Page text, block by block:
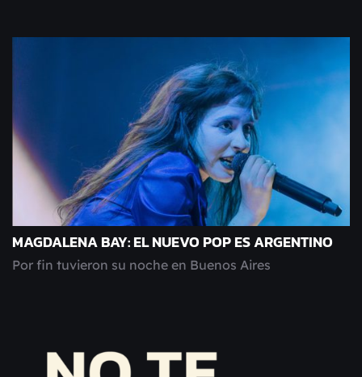
MAGDALENA BAY: EL NUEVO POP ES ARGENTINO
Por fin tuvieron su noche en Buenos Aires